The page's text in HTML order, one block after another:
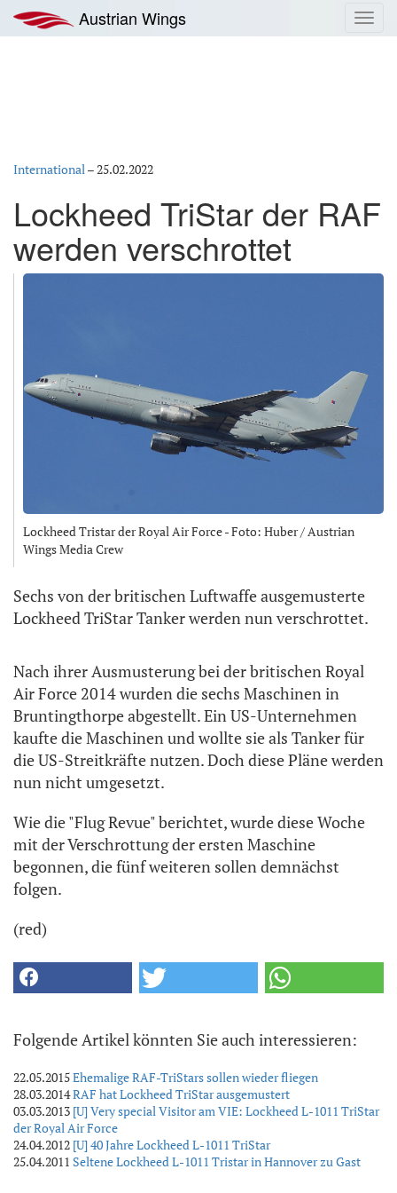
Inhalt
springen
Austrian Wings
International–25.02.2022
Lockheed TriStar der RAF
werden verschrottet
Lockheed Tristar der Royal Air Force - Foto: Huber / Austrian
Wings Media Crew
Sechs von der britischen Luftwaffe ausgemusterte
Lockheed TriStar Tanker werden nun verschrottet.
Nach ihrer Ausmusterung bei der britischen Royal
Air Force 2014 wurden die sechs Maschinen in
Bruntingthorpe abgestellt. Ein US-Unternehmen
kaufte die Maschinen und wollte sie als Tanker für
die US-Streitkräfte nutzen. Doch diese Pläne werden
nun nicht umgesetzt.
Wie die "Flug Revue" berichtet, wurde diese Woche
mit der Verschrottung der ersten Maschine
begonnen, die fünf weiteren sollen demnächst
folgen.
(red)
Folgende Artikel könnten Sie auch interessieren:
22.05.2015Ehemalige RAF-TriStars sollen wieder fliegen
28.03.2014RAF hat Lockheed TriStar ausgemustert
03.03.2013 [U] Very special Visitor am VIE: Lockheed L-1011 TriStar
der Royal Air Force
24.04.2012 [U] 40 Jahre Lockheed L-1011 TriStar
25.04.2011 Seltene Lockheed L-1011 Tristar in Hannover zu Gast